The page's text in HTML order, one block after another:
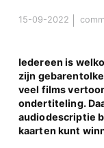
15-09-2022
Iedereen is
zijn
veel films
ondertiteling.
audiodescriptie
kaarten kunt